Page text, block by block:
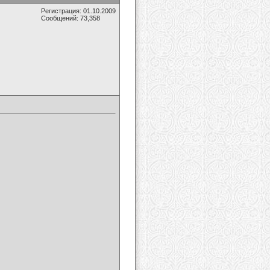
Регистрация: 01.10.2009
Сообщений: 73,358